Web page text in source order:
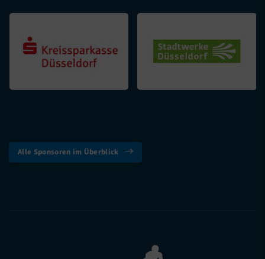
Alle Sponsoren im Überblick